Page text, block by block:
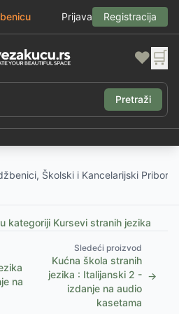
Prijava Registracija
❤️ 🛒
Pretraži
Školski i Kancelarijski Pribor
kategoriji Kursevi stranih jezika
na
Sledeći proizvod
Kućna škola stranih
jezika : Italijanski 2 -
izdanje na audio
kasetama
→